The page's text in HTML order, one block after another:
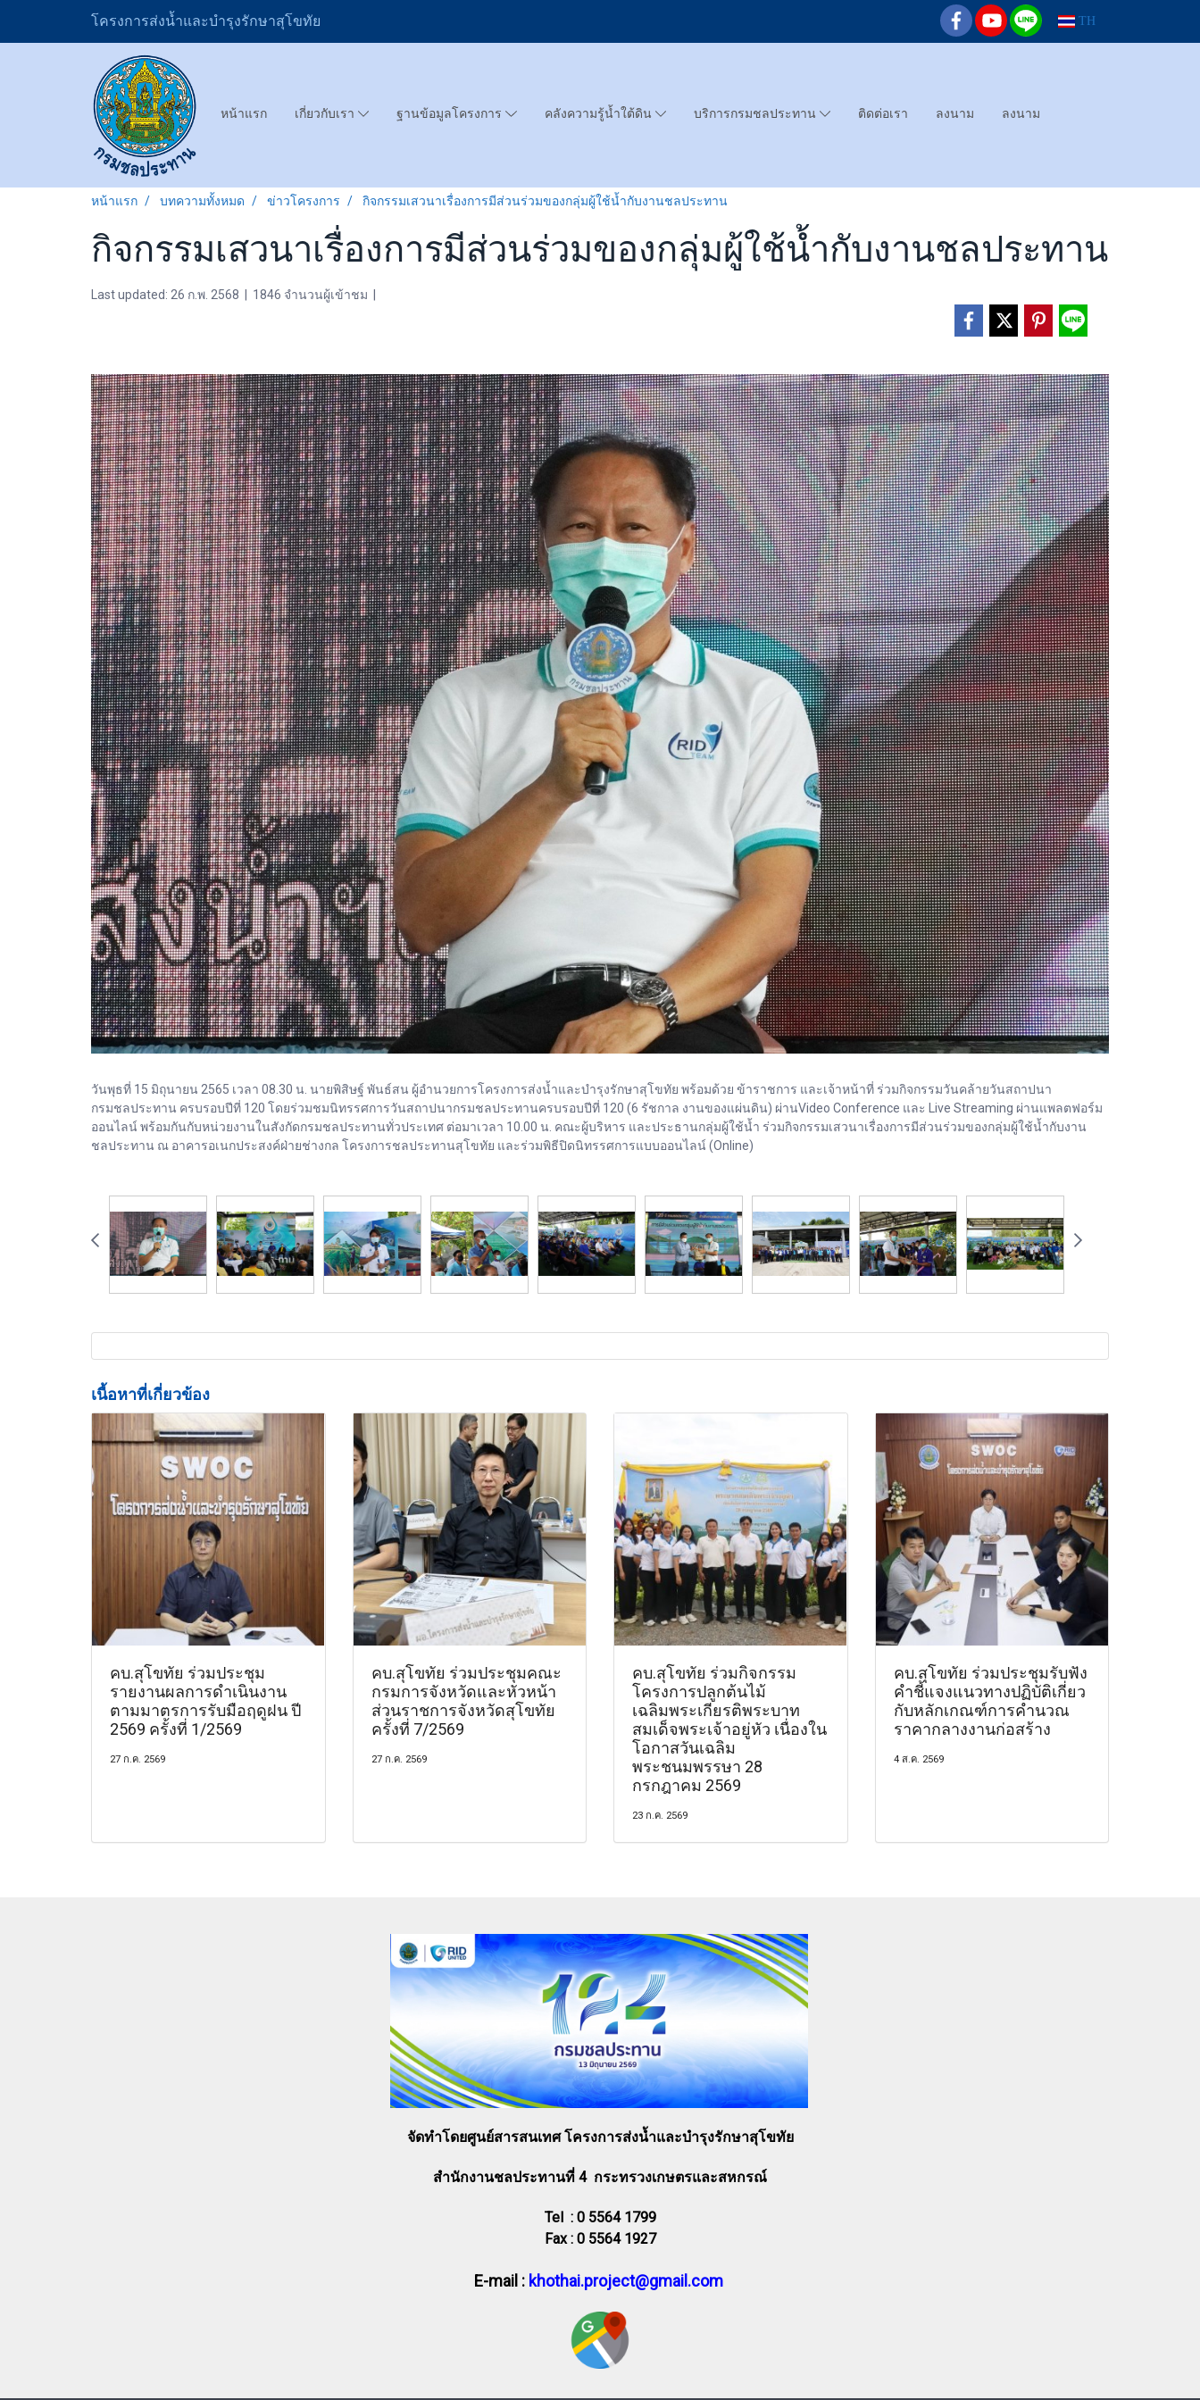
โครงการส่งน้ำและบำรุงรักษาสุโขทัย TH
หน้าแรก เกี่ยวกับเรา ฐานข้อมูลโครงการ คลังความรู้น้ำใต้ดิน บริการกรมชลประทาน ติดต่อเรา ลงนาม ลงนาม
หน้าแรก บทความทั้งหมด ข่าวโครงการ กิจกรรมเสวนาเรื่องการมีส่วนร่วมของกลุ่มผู้ใช้น้ำกับงานชลประทาน
กิจกรรมเสวนาเรื่องการมีส่วนร่วมของกลุ่มผู้ใช้น้ำกับงานชลประทาน
Last updated: 26 ก.พ. 2568 1846 จำนวนผู้เข้าชม
วันพุธที่ 15 มิถุนายน 2565 เวลา 08.30 น. นายพิสิษฐ์ พันธ์สน ผู้อำนวยการโครงการส่งน้ำและบำรุงรักษาสุโขทัย พร้อมด้วย ข้าราชการ และเจ้าหน้าที่ ร่วมกิจกรรมวันคล้ายวันสถาปนา
กรมชลประทาน ครบรอบปีที่ 120 โดยร่วมชมนิทรรศการวันสถาปนากรมชลประทานครบรอบปีที่ 120 (6 รัชกาล งานของแผ่นดิน) ผ่านVideo Conference และ Live Streaming ผ่านแพลตฟอร์ม
ออนไลน์ พร้อมกันกับหน่วยงานในสังกัดกรมชลประทานทั่วประเทศ ต่อมาเวลา 10.00 น. คณะผู้บริหาร และประธานกลุ่มผู้ใช้น้ำ ร่วมกิจกรรมเสวนาเรื่องการมีส่วนร่วมของกลุ่มผู้ใช้น้ำกับงาน
ชลประทาน ณ อาคารอเนกประสงค์ฝ่ายช่างกล โครงการชลประทานสุโขทัย และร่วมพิธีปิดนิทรรศการแบบออนไลน์ (Online)
เนื้อหาที่เกี่ยวข้อง
คบ.สุโขทัย ร่วมประชุม
รายงานผลการดำเนินงาน
ตามมาตรการรับมือฤดูฝน ปี
2569 ครั้งที่ 1/2569
27 ก.ค. 2569
คบ.สุโขทัย ร่วมประชุมคณะ
กรมการจังหวัดและหัวหน้า
ส่วนราชการจังหวัดสุโขทัย
ครั้งที่ 7/2569
27 ก.ค. 2569
คบ.สุโขทัย ร่วมกิจกรรม
โครงการปลูกต้นไม้
เฉลิมพระเกียรติพระบาท
สมเด็จพระเจ้าอยู่หัว เนื่องใน
โอกาสวันเฉลิม
พระชนมพรรษา 28
กรกฎาคม 2569
23 ก.ค. 2569
คบ.สุโขทัย ร่วมประชุมรับฟัง
คำชี้แจงแนวทางปฏิบัติเกี่ยว
กับหลักเกณฑ์การคำนวณ
ราคากลางงานก่อสร้าง
4 ส.ค. 2569
จัดทำโดยศูนย์สารสนเทศ โครงการส่งน้ำและบำรุงรักษาสุโขทัย
สำนักงานชลประทานที่ 4 กระทรวงเกษตรและสหกรณ์
Tel : 0 5564 1799
Fax : 0 5564 1927
E-mail : khothai.project@gmail.com